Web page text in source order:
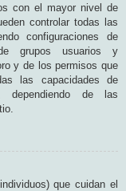
con el mayor nivel de
controlar todas las
configuraciones de
grupos usuarios y
y de los permisos que
las capacidades de
de las
que cuidan el